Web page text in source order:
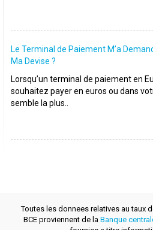
Le Terminal de Paiement M’a
Ma Devise ?
Lorsqu’un terminal de paiement en
souhaitez payer en euros ou dans
semble la plus..
Toutes les donnees relatives au taux
BCE proviennent de la Banque